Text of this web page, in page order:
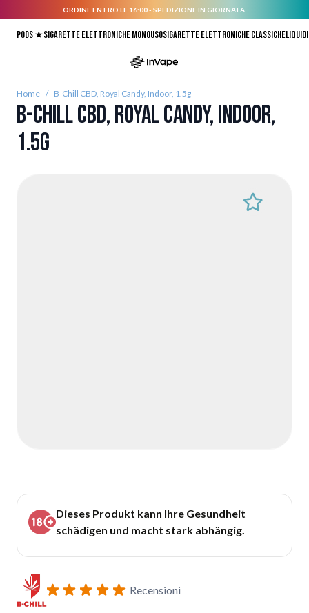
ORDINE ENTRO LE 16:00 - SPEDIZIONE IN GIORNATA.
Pods ★Sigarette elettroniche monousoSigarette elettroniche classiche
Home / B-Chill CBD, Royal Candy, Indoor, 1.5g
B-Chill CBD, Royal Candy, Indoor,
1.5g
Dieses Produkt kann Ihre Gesundheit
schädigen und macht stark abhängig.
Recensioni